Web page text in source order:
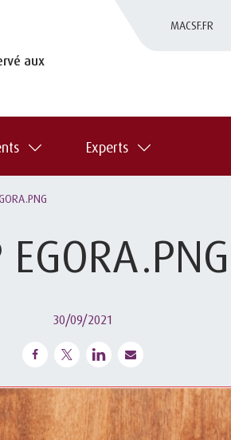
aux
MACSF.FR
Experts
EGORA.PNG
30/09/2021